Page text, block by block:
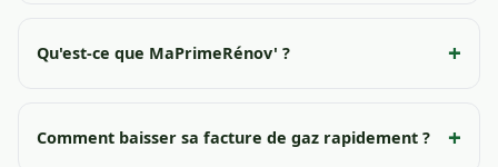
Qu'est-ce que MaPrimeRénov' ?
Comment baisser sa facture de gaz rapidement ?